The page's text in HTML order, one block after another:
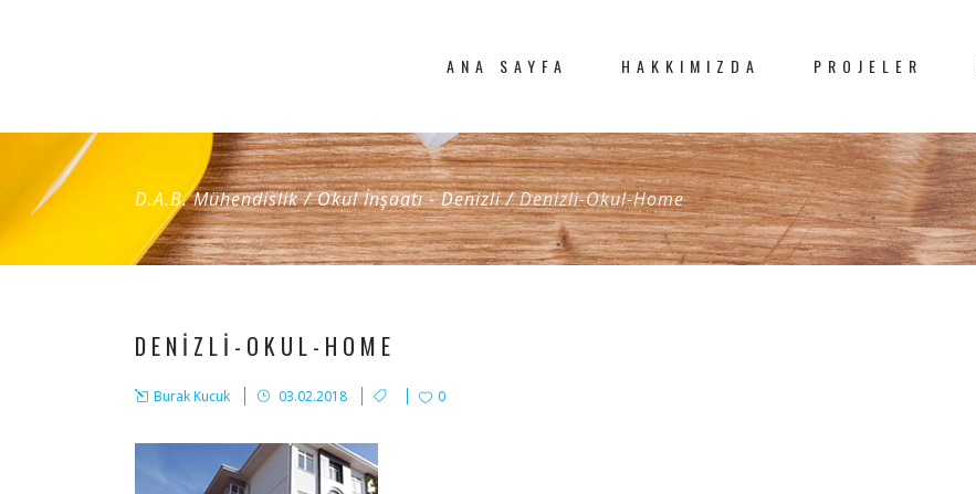
ANA SAYFA HAKKIMIZDA PROJELER
D.A.B. Mühendislik/Okul İnşaatı - Denizli/Denizli-Okul-Home
DENIZLI-OKUL-HOME
Burak Kucuk 03.02.2018 0